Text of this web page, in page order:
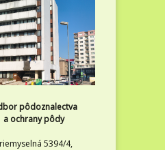
pôdoznalectva
a ochrany pôdy
5394/4,